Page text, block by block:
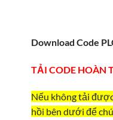
Download Code
TẢI CODE HOÀN
Nếu không tải
hồi bên dưới để